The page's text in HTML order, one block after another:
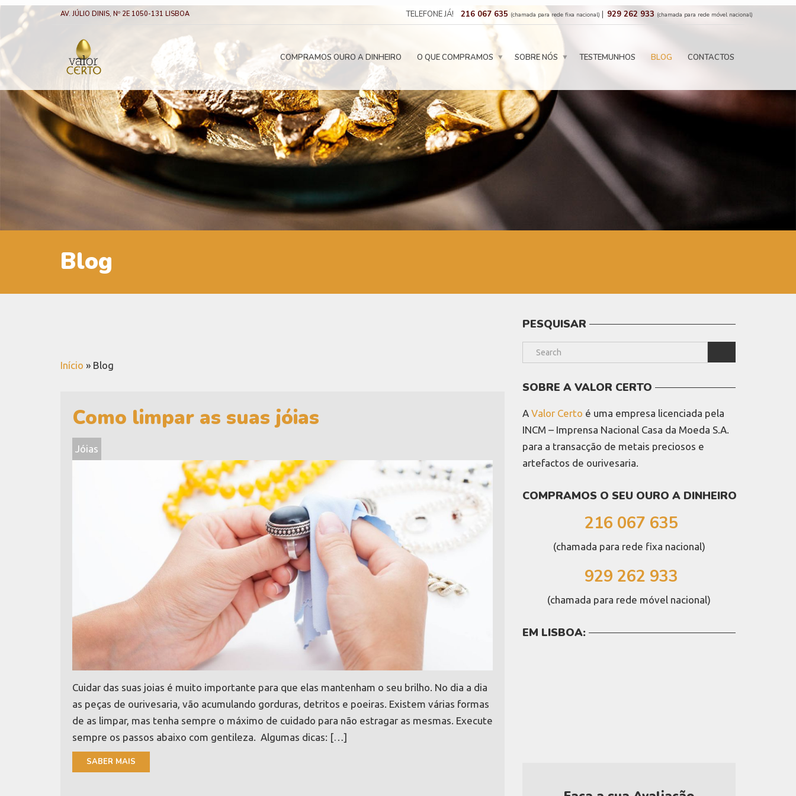
AV. JÚLIO DINIS, Nº 2E 1050-131 LISBOA TELEFONE JÁ! 216 067 635 (chamada para rede fixa nacional) | 929 262 933 (chamada para rede móvel nacional)
COMPRAMOS OURO A DINHEIRO O QUE COMPRAMOS SOBRE NÓS TESTEMUNHOS BLOG CONTACTOS
Blog
Início » Blog
Como limpar as suas jóias
Jóias
Cuidar das suas joias é muito importante para que elas mantenham o seu brilho. No dia a dia
as peças de ourivesaria, vão acumulando gorduras, detritos e poeiras. Existem várias formas
de as limpar, mas tenha sempre o máximo de cuidado para não estragar as mesmas. Execute
sempre os passos abaixo com gentileza. Algumas dicas: […]
SABER MAIS
PESQUISAR
SOBRE A VALOR CERTO
A Valor Certo é uma empresa licenciada pela
INCM – Imprensa Nacional Casa da Moeda S.A.
para a transacção de metais preciosos e
artefactos de ourivesaria.
COMPRAMOS O SEU OURO A DINHEIRO
216 067 635
(chamada para rede fixa nacional)
929 262 933
(chamada para rede móvel nacional)
EM LISBOA: